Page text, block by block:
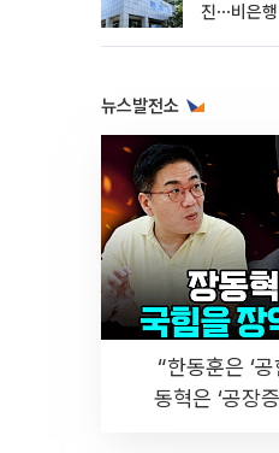
진⋯비은
뉴스발전소
“한동훈은 ‘
동혁은 ‘공장